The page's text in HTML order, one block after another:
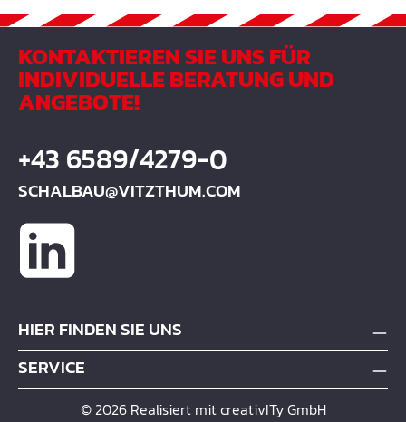
KONTAKTIEREN SIE UNS FÜR
INDIVIDUELLE BERATUNG UND
ANGEBOTE!
+43 6589/4279-0
SCHALBAU@VITZTHUM.COM
HIER FINDEN SIE UNS
SERVICE
© 2026 Realisiert mit creativITy GmbH